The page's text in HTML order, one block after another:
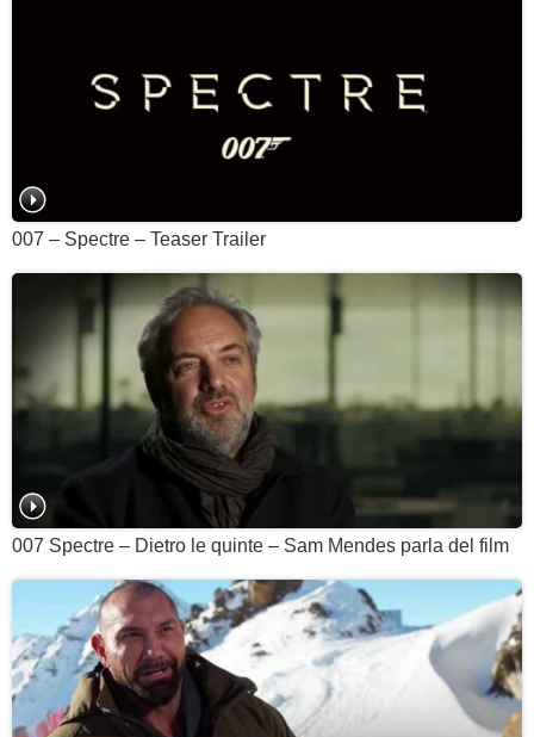
007 – Spectre – Teaser Trailer
007 Spectre – Dietro le quinte – Sam Mendes parla del film